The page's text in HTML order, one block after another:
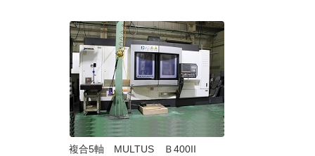
複合5軸 MULTUS Ｂ400II